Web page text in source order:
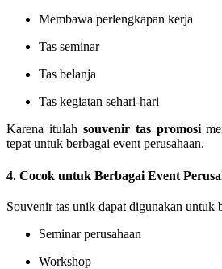
Membawa perlengkapan kerja
Tas seminar
Tas belanja
Tas kegiatan sehari-hari
Karena itulah souvenir tas promosi
tepat untuk berbagai event perusahaan.
4. Cocok untuk Berbagai Event
Souvenir tas unik dapat digunakan untuk
Seminar perusahaan
Workshop